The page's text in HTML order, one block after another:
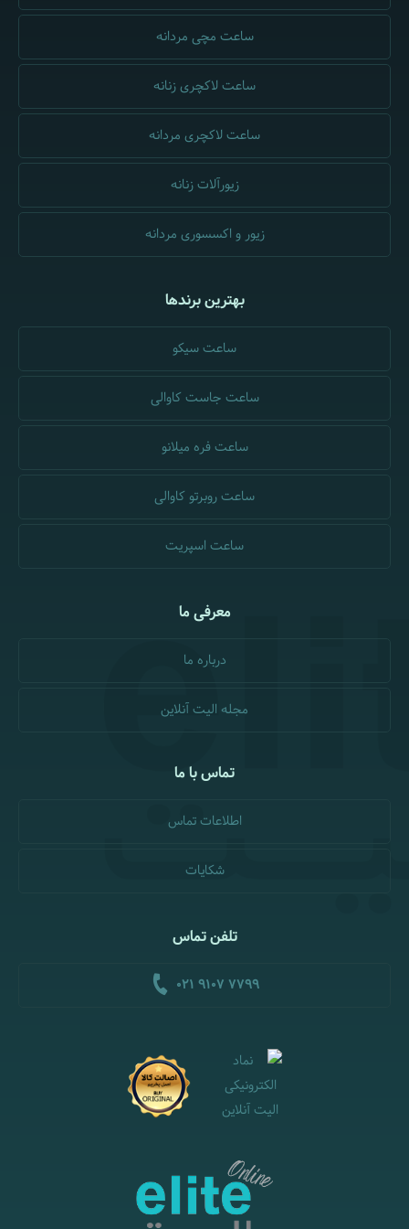
ساعت مچی مردانه
ساعت لاکچری زنانه
ساعت لاکچری مردانه
زیورآلات زنانه
زیور و اکسسوری مردانه
بهترین برندها
ساعت سیکو
ساعت جاست کاوالی
ساعت فره میلانو
ساعت روبرتو کاوالی
ساعت اسپریت
معرفی ما
درباره ما
مجله الیت آنلاین
تماس با ما
اطلاعات تماس
شکایات
تلفن تماس
021 9107 7799